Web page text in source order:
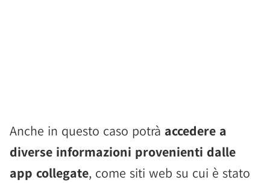
Anche in questo caso potrà accedere a
diverse informazioni provenienti dalle
app collegate, come siti web su cui è stato